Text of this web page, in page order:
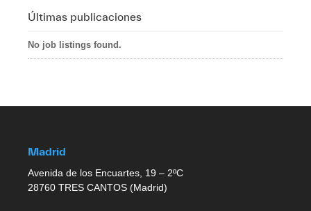
Últimas publicaciones
No job listings found.
Madrid
Avenida de los Encuartes, 19 – 2ºC
28760 TRES CANTOS (Madrid)